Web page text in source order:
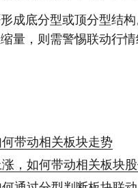
成底分型或顶分型结
量，则需警惕联动行
带动相关板块走势
，如何带动相关板块